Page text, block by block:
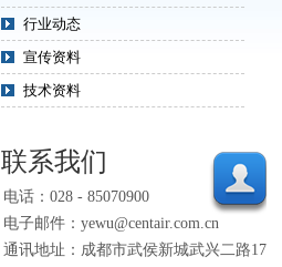
行业动态
宣传资料
技术资料
联系我们
电话：028 - 85070900
电子邮件：yewu@centair.com.cn
通讯地址：成都市武侯新城武兴二路17